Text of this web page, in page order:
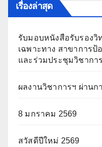
เรื่องล่าสุด
รับมอบหนังสือรับรองวิ
เฉพาะทาง สาขาการ
และร่วมประชุมวิชากา
ผลงานวิชาการฯ ผ่านก
8 มกราคม 2569
สวัสดีปีใหม่ 2569